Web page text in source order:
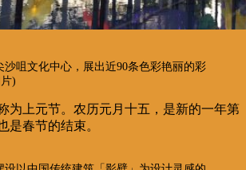
沙咀文化中心，展出近90条色彩艳丽的彩
)
为上元节。农历元月十五，是新的一年第
是春节的结束。